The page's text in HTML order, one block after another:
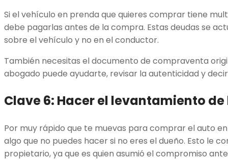
Si el vehículo en prenda que quieres comprar tiene
debe pagarlas antes de la compra. Estas deudas se
sobre el vehículo y no en el conductor.
También necesitas el documento de compraventa
abogado puede ayudarte, revisar la autenticidad y
Clave 6: Hacer el levantamiento
Por muy rápido que te muevas para comprar el auto
algo que no puedes hacer si no eres el dueño. Esto le
propietario, ya que es quien asumió el compromiso